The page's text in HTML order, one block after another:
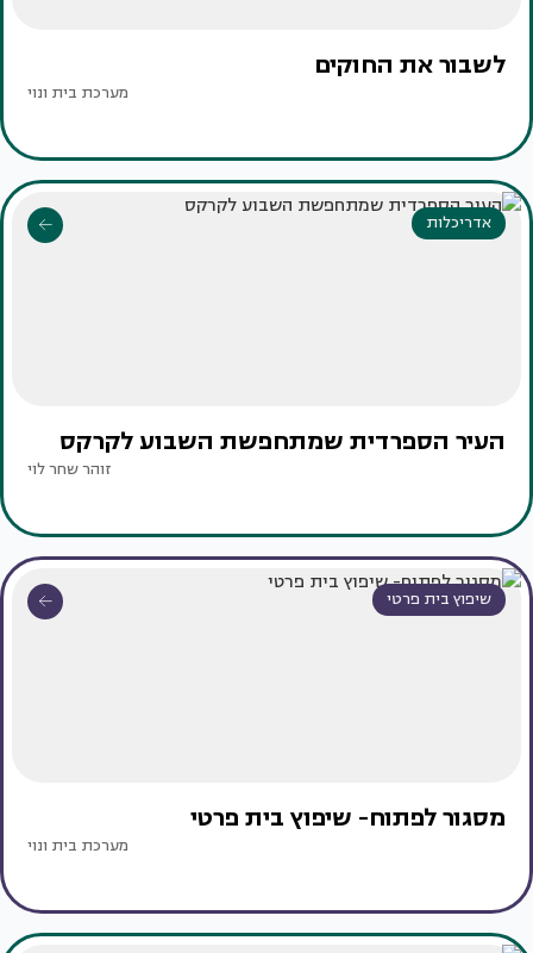
לשבור את החוקים
מערכת בית ונוי
אדריכלות
העיר הספרדית שמתחפשת השבוע לקרקס
זוהר שחר לוי
שיפוץ בית פרטי
מסגור לפתוח- שיפוץ בית פרטי
מערכת בית ונוי